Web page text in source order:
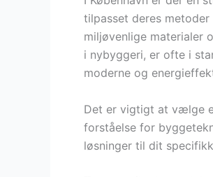
tilpasset deres
miljøvenlige materialer
i nybyggeri, er ofte i
moderne og
Det er vigtigt at vælge
forståelse for
løsninger til dit